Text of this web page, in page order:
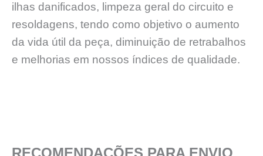
ilhas danificados, limpeza geral do circuito e
resoldagens, tendo como objetivo o aumento
da vida útil da peça, diminuição de retrabalhos
e melhorias em nossos índices de qualidade.